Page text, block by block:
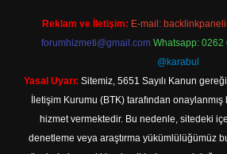
Reklam ve İletişim: E-mail:
forumhizmeti@gmail.com Whatsapp: 0262
@karabul
Yasal Uyarı: Sitemiz, 5651 Sayılı Kanun
İletişim Kurumu (BTK) tarafından onaylanmış
hizmet vermektedir. Bu nedenle, sitedeki
denetleme veya araştırma yükümlülüğümüz